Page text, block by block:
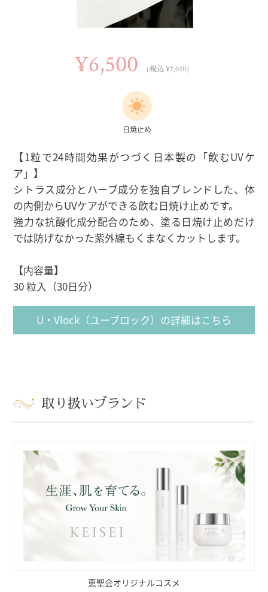
¥6,500 （税込 ¥7,020）
日焼止め
【1粒で24時間効果がつづく日本製の「飲むUVケ
ア」】
シトラス成分とハーブ成分を独自ブレンドした、体
の内側からUVケアができる飲む日焼け止めです。
強力な抗酸化成分配合のため、塗る日焼け止めだけ
では防げなかった紫外線もくまなくカットします。
【内容量】
30 粒入（30日分）
U・Vlock（ユーブロック）の詳細はこちら
取り扱いブランド
恵聖会オリジナルコスメ